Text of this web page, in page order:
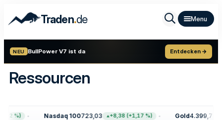
Traden.de
NEU BullPower V7 ist da Entdecken →
Ressourcen
%) Nasdaq 100723,03 +8,38 (+1,17 %) Gold4.399,70